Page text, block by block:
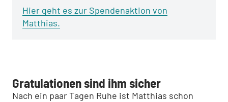
Hier geht es zur Spendenaktion von
Matthias.
Gratulationen sind ihm sicher
Nach ein paar Tagen Ruhe ist Matthias schon